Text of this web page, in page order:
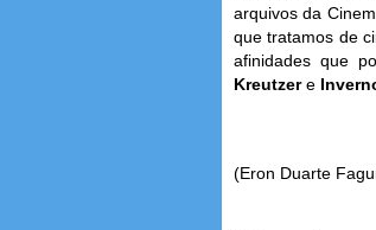
arquivos da
que tratamos de
afinidades que
Kreutzere
(Eron Duarte